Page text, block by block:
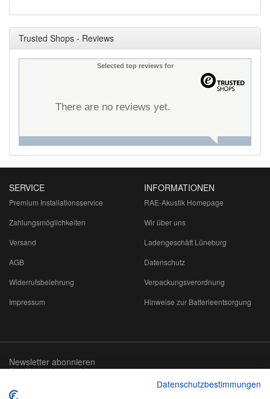
Trusted Shops - Reviews
Selected top reviews for
There are no reviews yet.
SERVICE
Premium Installationsservice
Zahlungsmöglichkeiten
Versand
AGB
Widerrufsbelehrung
Impressum
INFORMATIONEN
RAE-Akustik Homepage
Wir über uns
Ladengeschäft Lüneburg
Datenschutz
Verpackungsverordnung
Hinweise zur Batterieentsorgung
Newsletter abonnieren
Abmeldung jederzeit möglich
Adresse
abonnieren
Datenschutzbestimmungen